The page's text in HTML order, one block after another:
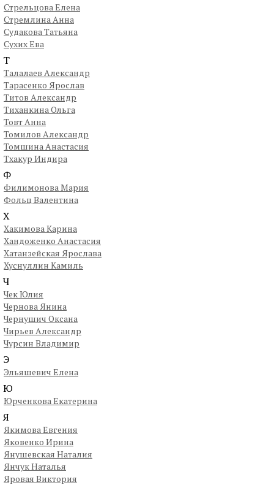
Стрельцова Елена
Стремлина Анна
Судакова Татьяна
Сухих Ева
Т
Талалаев Александр
Тарасенко Ярослав
Титов Александр
Тиханкина Ольга
Товт Анна
Томилов Александр
Томшина Анастасия
Тхакур Индира
Ф
Филимонова Мария
Фольц Валентина
Х
Хакимова Карина
Хандоженко Анастасия
Хатанзейская Ярослава
Хуснуллин Камиль
Ч
Чек Юлия
Чернова Янина
Чернушич Оксана
Чирьев Александр
Чурсин Владимир
Э
Эльяшевич Елена
Ю
Юрченкова Екатерина
Я
Якимова Евгения
Яковенко Ирина
Янушевская Наталия
Янчук Наталья
Яровая Виктория